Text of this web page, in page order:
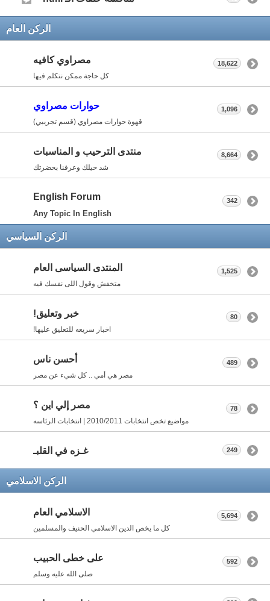
الركن العام
مصراوي كافيه
كل حاجة ممكن نتكلم فيها
18,622
حوارات مصراوي
قهوة حوارات مصراوي (قسم تجريبي)
1,096
منتدى الترحيب و المناسبات
شد حيلك وعرفنا بحضرتك
8,664
English Forum
Any Topic In English
342
الركن السياسي
المنتدى السياسى العام
متخفش وقول اللى نفسك فيه
1,525
خبر وتعليق!
اخبار سريعه للتعليق عليها!
80
أحسن ناس
مصر هي أمي .. كل شيء عن مصر
489
مصر إلي اين ؟
مواضيع تخص انتخابات 2010/2011 | انتخابات الرئاسه
78
غـزه في القلبـ 249
الركن الاسلامي
الاسلامي العام
كل ما يخص الدين الاسلامي الحنيف والمسلمين
5,694
على خطى الحبيب
صلى الله عليه وسلم
592